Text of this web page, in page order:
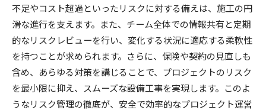
不足やコスト超過といったリスクに対する備えは、施工の円
滑な進行を支えます。また、チーム全体での情報共有と定期
的なリスクレビューを行い、変化する状況に適応する柔軟性
を持つことが求められます。さらに、保険や契約の見直しも
含め、あらゆる対策を講じることで、プロジェクトのリスク
を最小限に抑え、スムーズな設備工事を実現します。このよ
うなリスク管理の徹底が、安全で効率的なプロジェクト運営